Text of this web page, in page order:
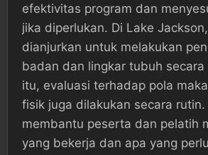
efektivitas program dan
jika diperlukan. Di Lake
dianjurkan untuk melakukan
badan dan lingkar tubuh secara
itu, evaluasi terhadap pola
fisik juga dilakukan secara rutin.
membantu peserta dan pelatih
yang bekerja dan apa yang